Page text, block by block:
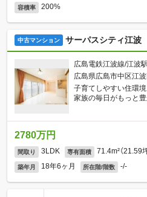
容積率 200%
中古マンション サーパスシティ江波
広島電鉄江波線/江波
広島県広島市中区江
子育てしやすい住環境
家族の毎日がもっと
2780万円
間取り 3LDK 専有面積 71.4m²（21.59坪
築年月 18年6ヶ月 所在階/階数 -/-